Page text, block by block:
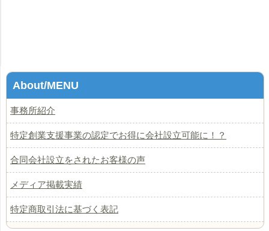
About/MENU
事務所紹介
特定創業支援事業の認定でお得に会社設立可能に！？
合同会社設立をされたお客様の声
メディア掲載実績
特定商取引法に基づく表記